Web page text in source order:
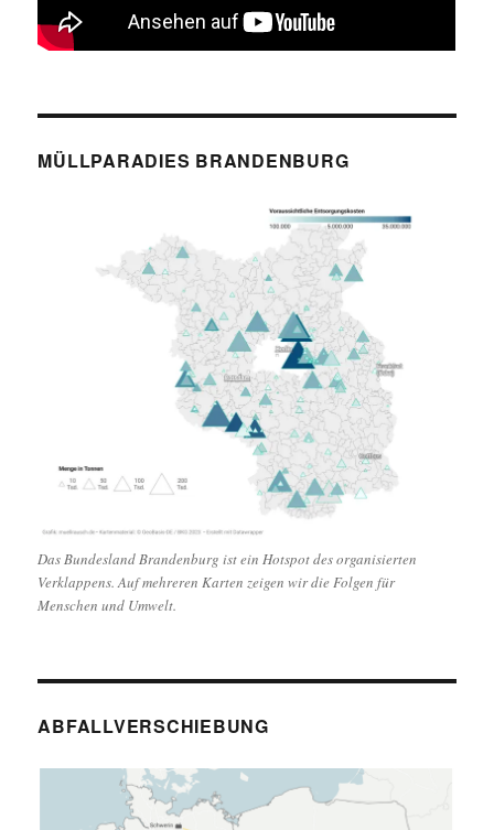
MÜLLPARADIES BRANDENBURG
Das Bundesland Brandenburg ist ein Hotspot des organisierten
Verklappens. Auf mehreren Karten zeigen wir die Folgen für
Menschen und Umwelt.
ABFALLVERSCHIEBUNG